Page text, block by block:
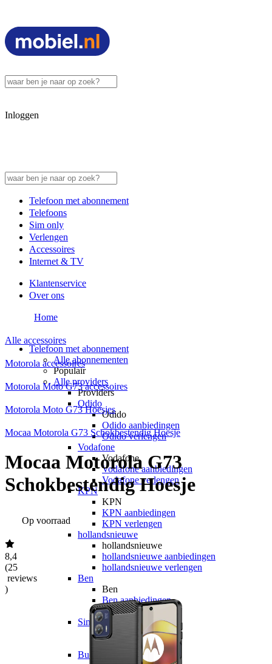
Inloggen
Telefoon met abonnement
Telefoons
Sim only
Verlengen
Accessoires
Internet & TV
Klantenservice
Over ons
Telefoon met abonnement
Alle abonnementen
Populair
Alle providers
Providers
Odido
Odido
Odido aanbiedingen
Odido verlengen
Vodafone
Vodafone
Vodafone aanbiedingen
Vodafone verlengen
KPN
KPN
KPN aanbiedingen
KPN verlengen
hollandsnieuwe
hollandsnieuwe
hollandsnieuwe aanbiedingen
hollandsnieuwe verlengen
Ben
Ben
Ben aanbiedingen
Ben verlengen
Simyo
Simyo
Simyo aanbiedingen
Budget Thuis
Home
Alle accessoires
Motorola accessoires
Motorola Moto G73 accessoires
Motorola Moto G73 Hoesjes
Mocaa Motorola G73 Schokbestendig Hoesje
Mocaa Motorola G73
Schokbestendig Hoesje
Op voorraad
8,4
(25
reviews
)